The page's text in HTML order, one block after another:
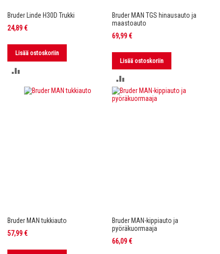
Bruder Linde H30D Trukki
24,89 €
Lisää ostoskoriin
VERTAILUUN
Bruder MAN TGS hinausauto ja
maastoauto
69,99 €
Lisää ostoskoriin
VERTAILUUN
Bruder MAN tukkiauto
57,99 €
Bruder MAN-kippiauto ja
pyöräkuormaaja
66,09 €